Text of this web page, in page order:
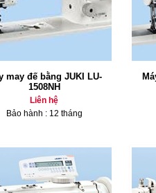
may đế bằng JUKI LU-
1508NH
Liên hệ
Bảo hành : 12 tháng